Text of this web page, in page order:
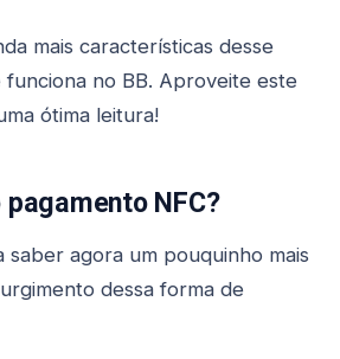
mais características desse
funciona no BB. Aproveite este
ótima leitura!
NFC?
saber agora um pouquinho mais
dessa forma de